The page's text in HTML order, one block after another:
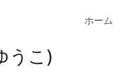
ホーム
うこ)